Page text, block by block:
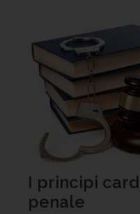
I principi
penale